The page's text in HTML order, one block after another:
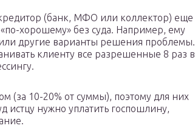
(банк, МФО или коллектор) еще
хорошему» без суда. Например, ему
другие варианты решения проблемы.
клиенту все разрешенные 8 раз в
(за 10-20% от суммы), поэтому для них
истцу нужно уплатить госпошлину,